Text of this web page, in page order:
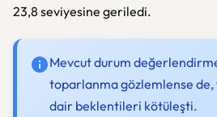
23,8 seviyesine geriledi.
Mevcut durum
toparlanma gözlemlense
dair beklentileri kötüleşti.